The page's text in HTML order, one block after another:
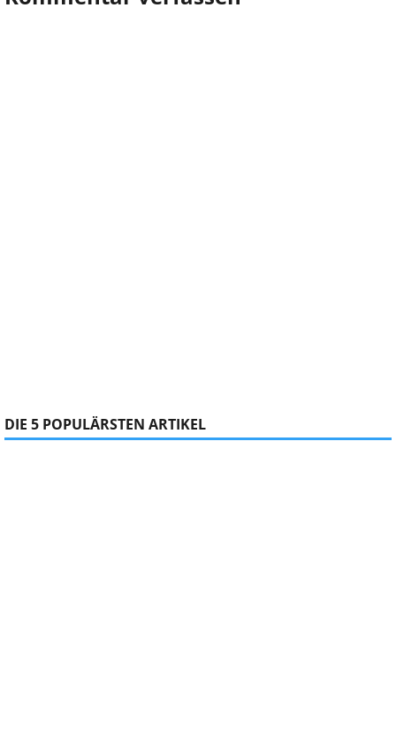
DIE 5 POPULÄRSTEN ARTIKEL